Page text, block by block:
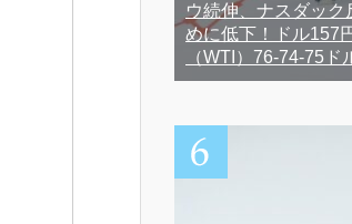
ウ続伸、ナスダック
めに低下！ドル157
（WTI）76-74-75ド